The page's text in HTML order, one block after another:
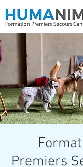
Premiers